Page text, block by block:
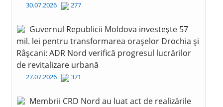
30.07.2026 277
Guvernul Republicii Moldova investește 57
mil. lei pentru transformarea orașelor Drochia și
Râșcani: ADR Nord verifică progresul lucrărilor
de revitalizare urbană
27.07.2026 371
Membrii CRD Nord au luat act de realizările